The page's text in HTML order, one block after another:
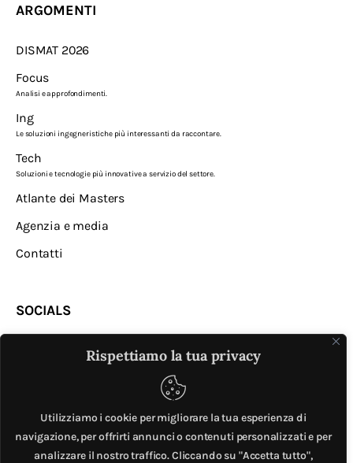
Rispettiamo la tua privacy
Utilizziamo i cookie per migliorare la tua esperienza di
navigazione, per offrirti annunci o contenuti personalizzati e per
analizzare il nostro traffico. Cliccando su "Accetta tutto",
ARGOMENTI
DISMAT 2026
Focus
Analisi e approfondimenti.
Ing
Le soluzioni ingegneristiche più interessanti da raccontare.
Tech
Soluzioni e tecnologie più innovative a servizio del settore.
Atlante dei Masters
Agenzia e media
Contatti
SOCIALS